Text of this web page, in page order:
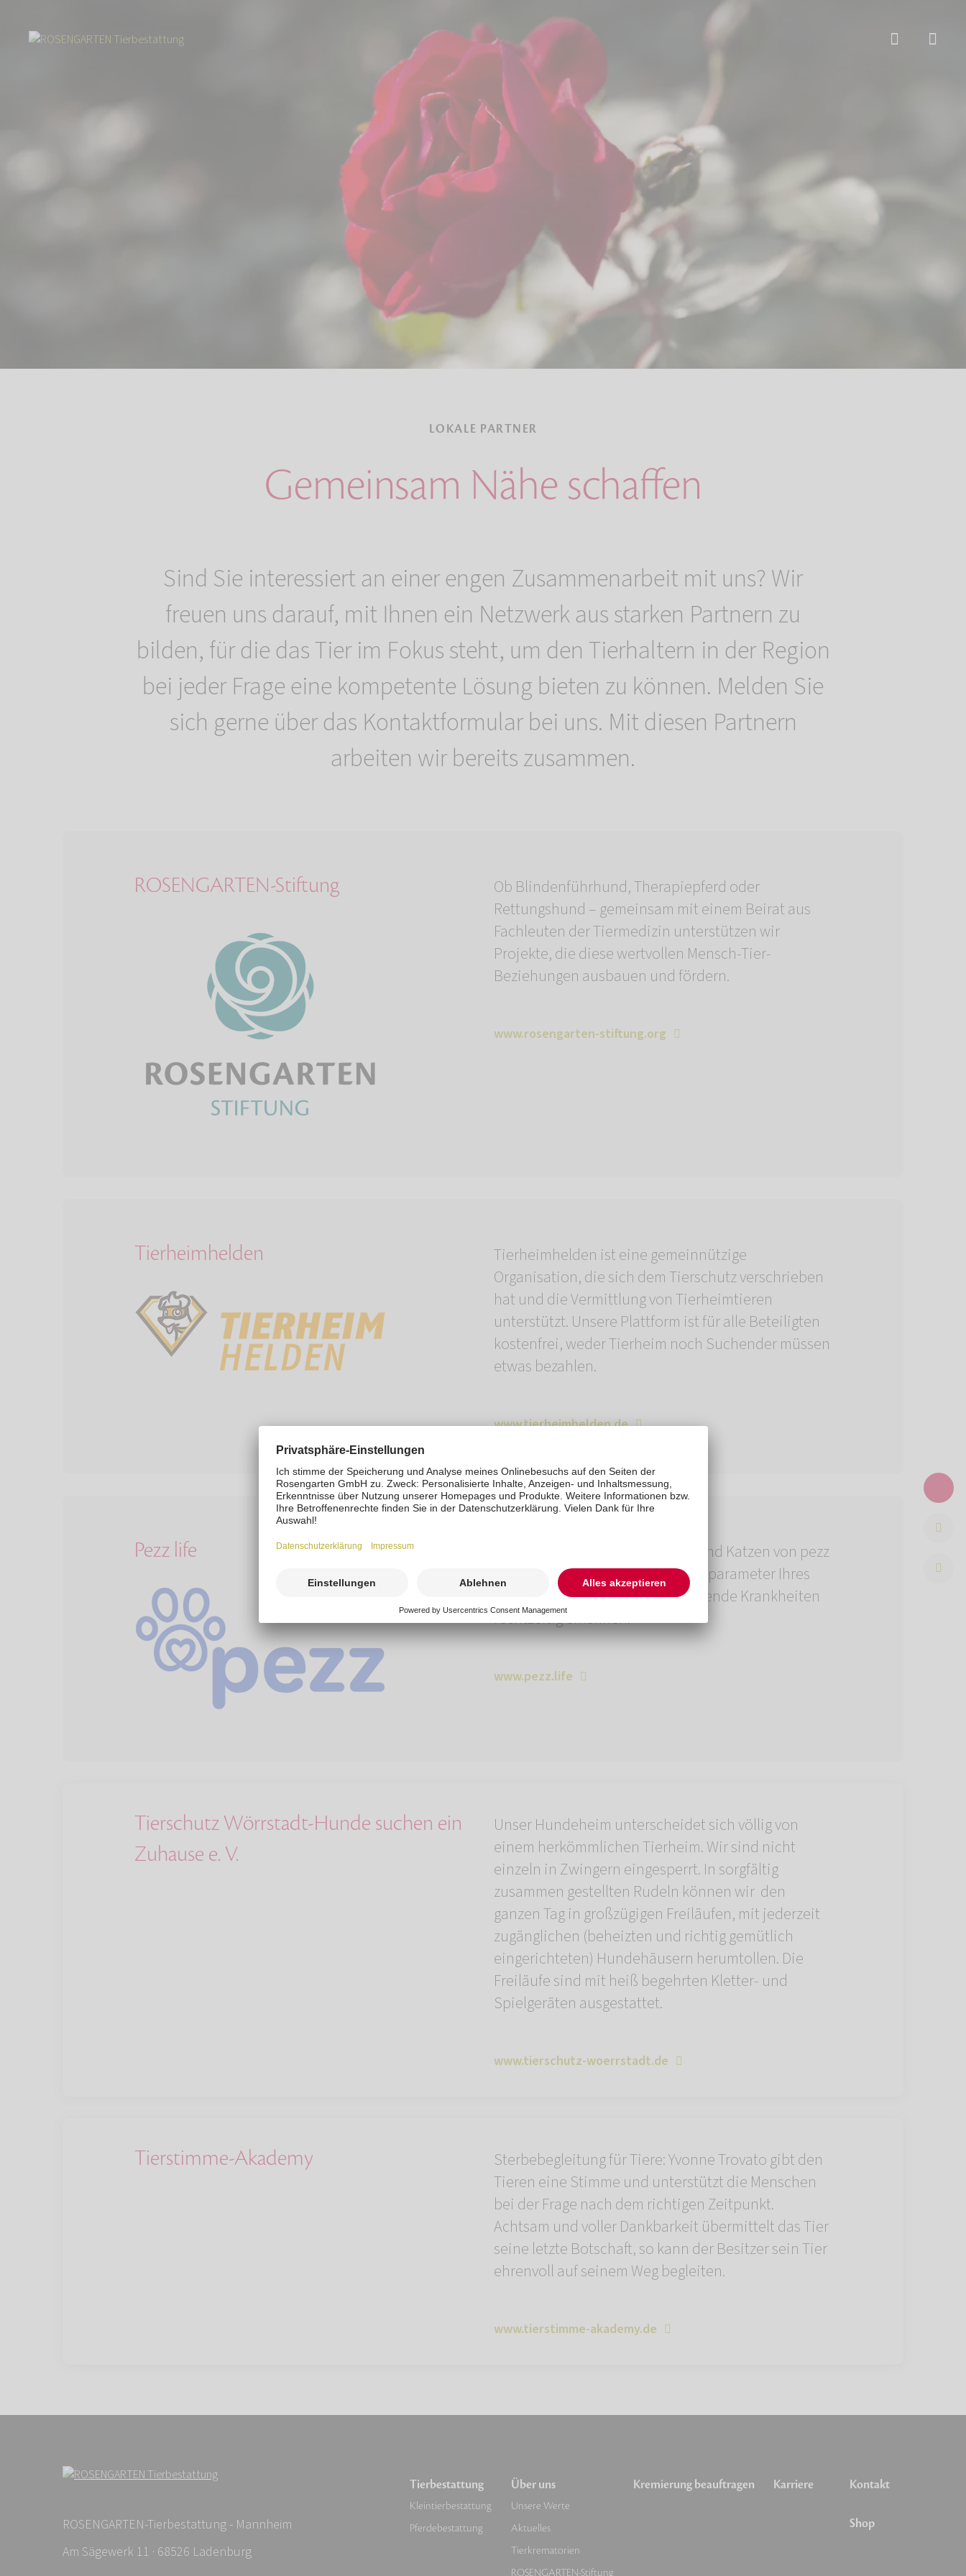
LOKALE PARTNER
Gemeinsam Nähe schaffen
Sind Sie interessiert an einer engen Zusammenarbeit mit uns? Wir
freuen uns darauf, mit Ihnen ein Netzwerk aus starken Partnern zu
bilden, für die das Tier im Fokus steht, um den Tierhaltern in der Region
bei jeder Frage eine kompetente Lösung bieten zu können. Melden Sie
sich gerne über das Kontaktformular bei uns. Mit diesen Partnern
arbeiten wir bereits zusammen.
ROSENGARTEN-Stiftung
Ob Blindenführhund, Therapiepferd oder
Rettungshund – gemeinsam mit einem Beirat aus
Fachleuten der Tiermedizin unterstützen wir
Projekte, die diese wertvollen Mensch-Tier-
Beziehungen ausbauen und fördern.
www.rosengarten-stiftung.org
Tierheimhelden
Tierheimhelden ist eine gemeinnützige
Organisation, die sich dem Tierschutz verschrieben
hat und die Vermittlung von Tierheimtieren
unterstützt. Unsere Plattform ist für alle Beteiligten
kostenfrei, weder Tierheim noch Suchender müssen
etwas bezahlen.
www.tierheimhelden.de
Pezz life
Mit den Urintest-Kits für Hunde und Katzen von pezz
lassen sich wichtige Gesundheitsparameter Ihres
Lieblings testen und schwerwiegende Krankheiten
rechtzeitig erkennen.
www.pezz.life
Tierschutz Wörrstadt-Hunde suchen ein
Zuhause e. V.
Unser Hundeheim unterscheidet sich völlig von
einem herkömmlichen Tierheim. Wir sind nicht
einzeln in Zwingern eingesperrt. In sorgfältig
zusammen gestellten Rudeln können wir den
ganzen Tag in großzügigen Freiläufen, mit jederzeit
zugänglichen (beheizten und richtig gemütlich
eingerichteten) Hundehäusern herumtollen. Die
Freiläufe sind mit heiß begehrten Kletter- und
Spielgeräten ausgestattet.
www.tierschutz-woerrstadt.de
Tierstimme-Akademy
Sterbebegleitung für Tiere: Yvonne Trovato gibt den
Tieren eine Stimme und unterstützt die Menschen
bei der Frage nach dem richtigen Zeitpunkt.
Achtsam und voller Dankbarkeit übermittelt das Tier
seine letzte Botschaft, so kann der Besitzer sein Tier
ehrenvoll auf seinem Weg begleiten.
www.tierstimme-akademy.de
ROSENGARTEN-Tierbestattung - Mannheim
Am Sägewerk 11 · 68526 Ladenburg
Tierbestattung
Kleintierbestattung
Pferdebestattung
Über uns
Unsere Werte
Aktuelles
Tierkrematorien
ROSENGARTEN-Stiftung
Kremierung beauftragen Karriere Kontakt
Shop